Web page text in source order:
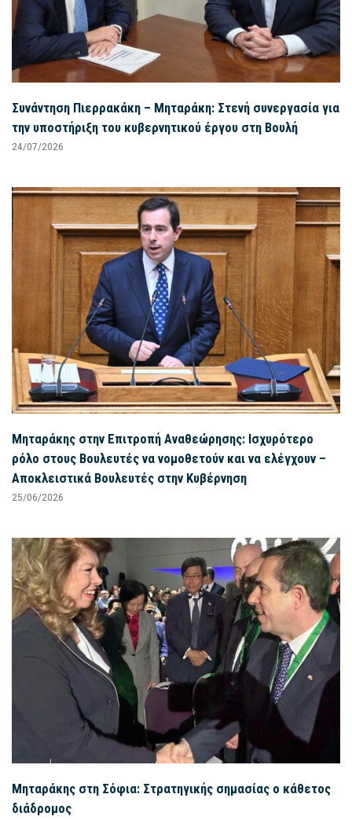
Συνάντηση Πιερρακάκη – Μηταράκη: Στενή συνεργασία για
την υποστήριξη του κυβερνητικού έργου στη Βουλή
24/07/2026
Μηταράκης στην Επιτροπή Αναθεώρησης: Ισχυρότερο
ρόλο στους Βουλευτές να νομοθετούν και να ελέγχουν –
Αποκλειστικά Βουλευτές στην Κυβέρνηση
25/06/2026
Μηταράκης στη Σόφια: Στρατηγικής σημασίας ο κάθετος
διάδρομος